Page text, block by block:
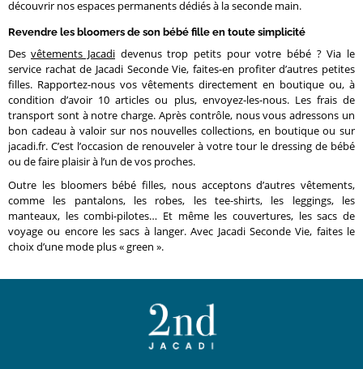
découvrir nos espaces permanents dédiés à la seconde main.
Revendre les bloomers de son bébé fille en toute simplicité
Des vêtements Jacadi devenus trop petits pour votre bébé ? Via le
service rachat de Jacadi Seconde Vie, faites-en profiter d’autres petites
filles. Rapportez-nous vos vêtements directement en boutique ou, à
condition d’avoir 10 articles ou plus, envoyez-les-nous. Les frais de
transport sont à notre charge. Après contrôle, nous vous adressons un
bon cadeau à valoir sur nos nouvelles collections, en boutique ou sur
jacadi.fr. C’est l’occasion de renouveler à votre tour le dressing de bébé
ou de faire plaisir à l’un de vos proches.
Outre les bloomers bébé filles, nous acceptons d’autres vêtements,
comme les pantalons, les robes, les tee-shirts, les leggings, les
manteaux, les combi-pilotes… Et même les couvertures, les sacs de
voyage ou encore les sacs à langer. Avec Jacadi Seconde Vie, faites le
choix d’une mode plus « green ».